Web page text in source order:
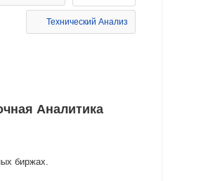
Технический Анализ
Аналитика
биржах.